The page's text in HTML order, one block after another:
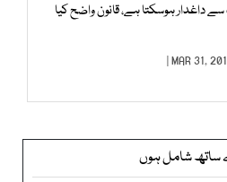
داغدار ہوسکتا ہے، قانون واضح کیا
شامل ہوں